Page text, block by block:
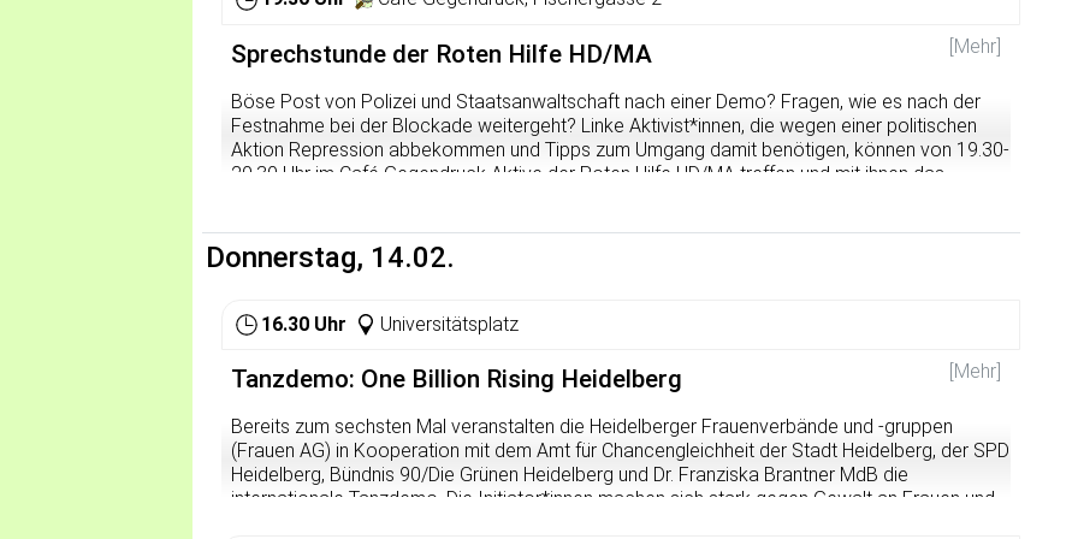
Der nächste Schritt sind die zwei öffentlichen Sitzungen des Forums am Mittwoch, 20.
Februar, und am Freitag, 1. März 2019. Es folgt die Beratung in den Bezirksbeiräten und den
gemeinderätlichen Gremien. Das Planungsatelier ist dreistufig angelegt, zu allen drei Stufen
gibt es eine breite Öffentlichkeitsbeteiligung, mit öffentlichen Veranstaltungen und öffentlichen
Sitzungen des Forums. Zur dritten Stufe ist zudem eine Online-Beteiligung vorgesehen. Am
Planungsteams weiterentwickelt.
Hochschule statt, sondern ist Teil einer aktiven Auseinandersetzung, die von dort ausgehend
[Mehr]
Sprechstunde der Roten Hilfe HD/MA
Böse Post von Polizei und Staatsanwaltschaft nach einer Demo? Fragen, wie es nach der
Festnahme bei der Blockade weitergeht? Linke Aktivist*innen, die wegen einer politischen
Aktion Repression abbekommen und Tipps zum Umgang damit benötigen, können von 19.30-
20.30 Uhr im Café Gegendruck Aktive der Roten Hilfe HD/MA treffen und mit ihnen das
Donnerstag, 14.02.
16.30 Uhr Universitätsplatz
[Mehr]
Tanzdemo: One Billion Rising Heidelberg
Bereits zum sechsten Mal veranstalten die Heidelberger Frauenverbände und -gruppen
(Frauen AG) in Kooperation mit dem Amt für Chancengleichheit der Stadt Heidelberg, der SPD
Heidelberg, Bündnis 90/Die Grünen Heidelberg und Dr. Franziska Brantner MdB die
internationale Tanzdemo. Die Initiator*innen machen sich stark gegen Gewalt an Frauen und